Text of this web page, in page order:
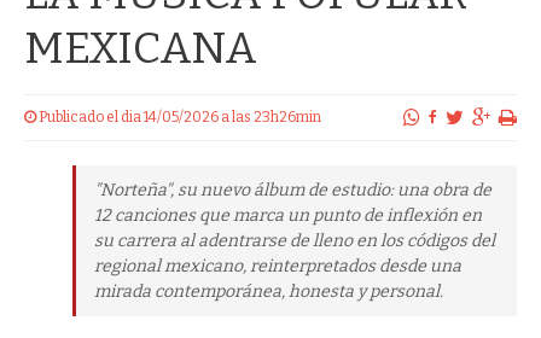
MEXICANA
Publicado el dia 14/05/2026 a las 23h26min
"Norteña", su nuevo álbum de estudio: una obra de
12 canciones que marca un punto de inflexión en
su carrera al adentrarse de lleno en los códigos del
regional mexicano, reinterpretados desde una
mirada contemporánea, honesta y personal.